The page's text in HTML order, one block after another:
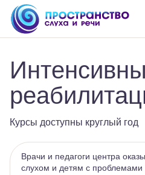
Шрифт - + Цвет
Изображения
ВКЛ
О центре
Все услуги
Интенсивные курсы
Настройка параметров
Курсы доступны круглый год
Врачи и педагоги центра
слухом и детям с проблемами